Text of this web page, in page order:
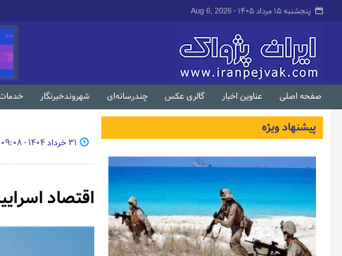
پنجشنبه ۱۵ مرداد ۱۴۰۵ - Aug 6, 2026
صفحه اصلی عناوین اخبار گالری عکس چندرسانه‌ای شهروندخبرنگار
۳۱ خرداد ۱۴۰۴ - ۰۹:۰۸
اقتصاد
پیشنهاد ویژه